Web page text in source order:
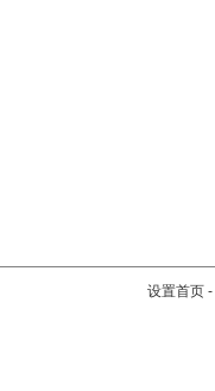
设置首页 -